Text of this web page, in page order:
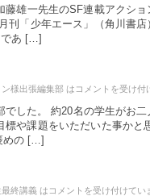
雄一先生のSF連載アクシ
刊「少年エース」（角川書店
であ […]
様出張編集部 は コメントを受け付
した。 約20名の学生がお
や課題をいただいた事かと
めの […]
終講義 は コメントを受け付けてい